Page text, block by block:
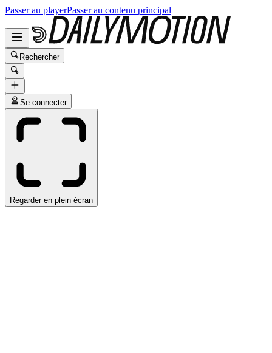
Passer au playerPasser au contenu principal
Rechercher
Se connecter
Regarder en plein écran